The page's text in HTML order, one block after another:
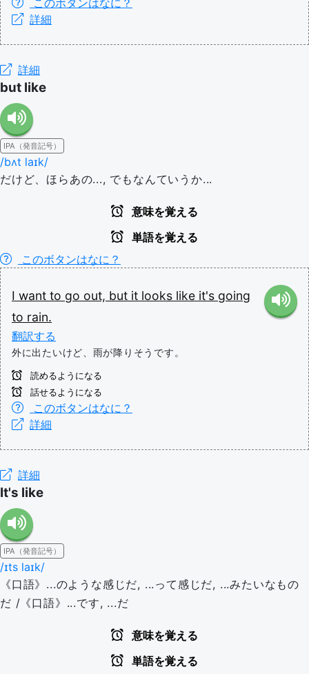
このボタンはなに？
詳細
詳細
but like
IPA（発音記号）
/bʌt laɪk/
だけど、ほらあの..., でもなんていうか...
意味を覚える
単語を覚える
このボタンはなに？
I want to go out, but it looks like it's going
to rain.
翻訳する
外に出たいけど、雨が降りそうです。
読めるようになる
話せるようになる
このボタンはなに？
詳細
詳細
It's like
IPA（発音記号）
/ɪts laɪk/
《口語》...のような感じだ, ...って感じだ, ...みたいなもの
だ /《口語》...です, ...だ
意味を覚える
単語を覚える